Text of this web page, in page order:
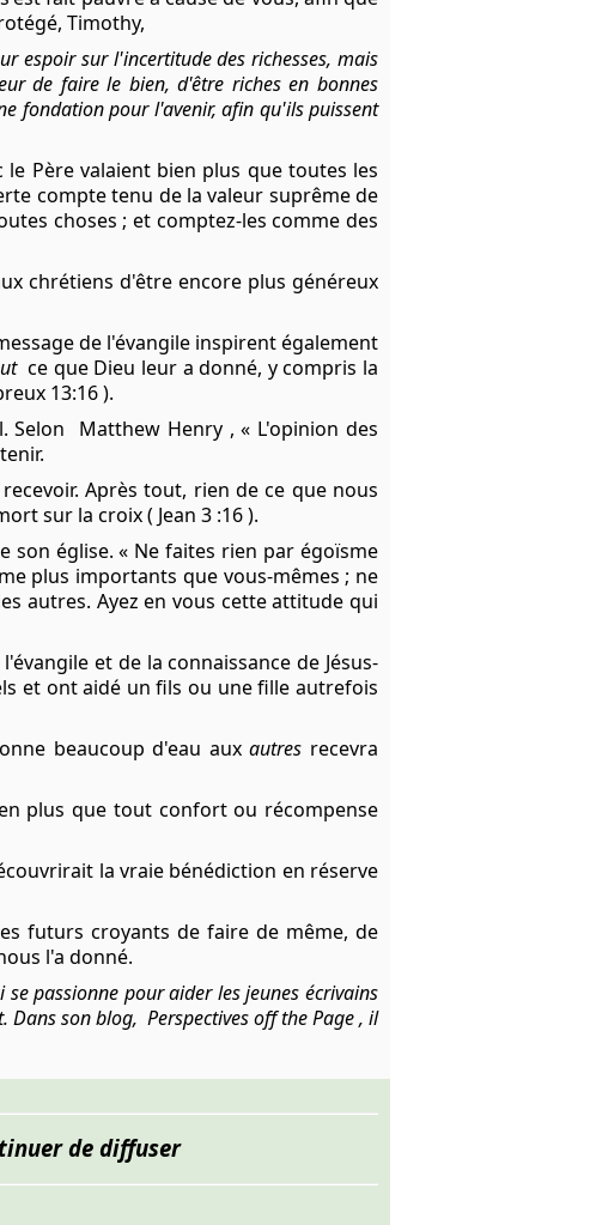
Timothy,
espoir sur l'incertitude des richesses, mais
de faire le bien, d'être riches en bonnes
fondation pour l'avenir, afin qu'ils puissent
Père valaient bien plus que toutes les
compte tenu de la valeur suprême de
choses ; et comptez-les comme des
chrétiens d'être encore plus généreux
de l'évangile inspirent également
ce que Dieu leur a donné, y compris la
13:16 ).
Matthew Henry , « L'opinion des
Après tout, rien de ce que nous
sur la croix ( Jean 3 :16 ).
son église. « Ne faites rien par égoïsme
plus importants que vous-mêmes ; ne
autres. Ayez en vous cette attitude qui
et de la connaissance de Jésus-
et ont aidé un fils ou une fille autrefois
beaucoup d'eau auxautres recevra
plus que tout confort ou récompense
la vraie bénédiction en réserve
futurs croyants de faire de même, de
l'a donné.
passionne pour aider les jeunes écrivains
Dans son blog, Perspectives off the Page, il
de diffuser